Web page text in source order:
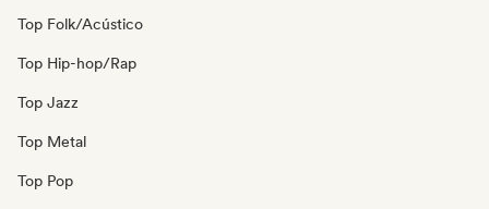
Top Folk/Acústico
Top Hip-hop/Rap
Top Jazz
Top Metal
Top Pop